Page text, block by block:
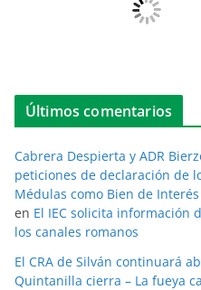
Últimos comentarios
Cabrera Despierta y ADR
peticiones de declaración de
Médulas como Bien de
en El IEC solicita información
los canales romanos
El CRA de Silván continuará
Quintanilla cierra – La fueya